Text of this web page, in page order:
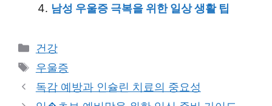
남성 우울증 극복을 위한 일상 생활 팁
Categories
건강
Tags
우울증
독감 예방과 인슐린 치료의 중요성